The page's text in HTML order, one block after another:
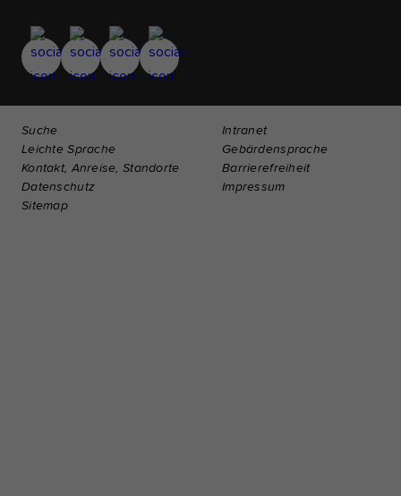
Suche
Intranet
Leichte Sprache
Gebärdensprache
Kontakt, Anreise, Standorte
Barrierefreiheit
Datenschutz
Impressum
Sitemap